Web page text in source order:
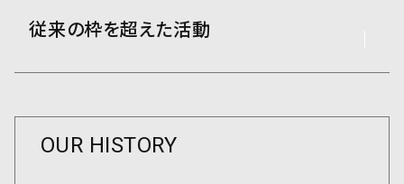
従来の枠を超えた活動
OUR HISTORY